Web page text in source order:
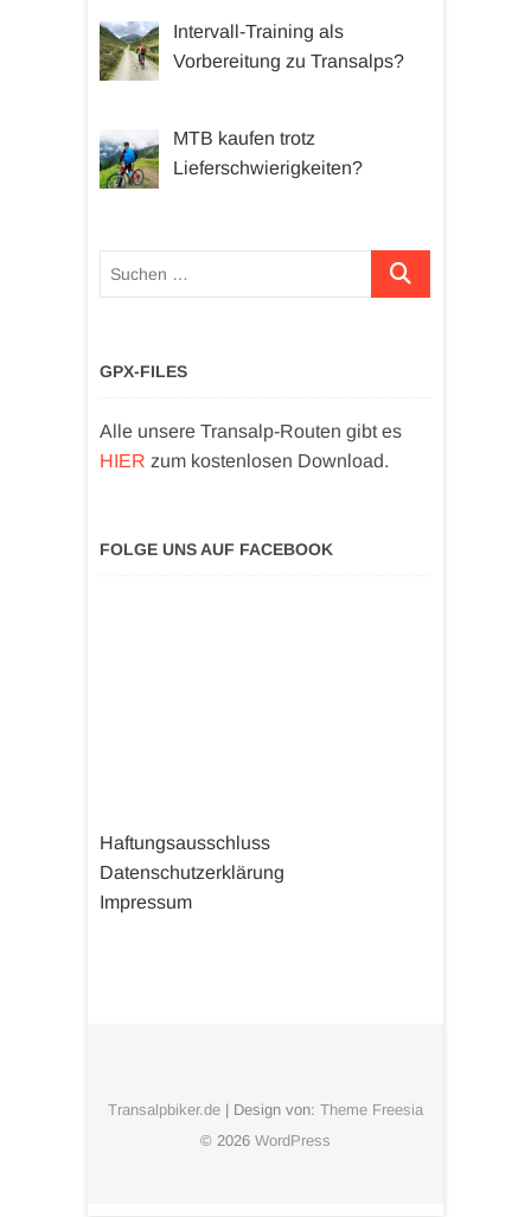
Intervall-Training als
Vorbereitung zu Transalps?
MTB kaufen trotz
Lieferschwierigkeiten?
Suchen …
GPX-FILES
Alle unsere Transalp-Routen gibt es
HIER zum kostenlosen Download.
FOLGE UNS AUF FACEBOOK
Haftungsausschluss
Datenschutzerklärung
Impressum
Transalpbiker.de | Design von: Theme Freesia
© 2026 WordPress